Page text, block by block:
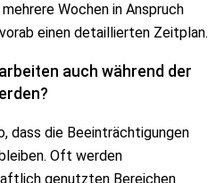
Wochen in Anspruch
einen detaillierten Zeitplan.
auch während der
dass die Beeinträchtigungen
Oft werden
genutzten Bereichen